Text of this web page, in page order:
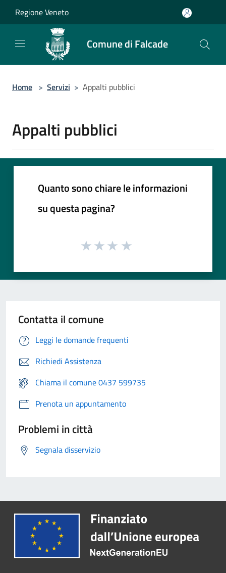
Regione Veneto
Comune di Falcade
Home > Servizi > Appalti pubblici
Appalti pubblici
Quanto sono chiare le informazioni
su questa pagina?
Contatta il comune
Leggi le domande frequenti
Richiedi Assistenza
Chiama il comune 0437 599735
Prenota un appuntamento
Problemi in città
Segnala disservizio